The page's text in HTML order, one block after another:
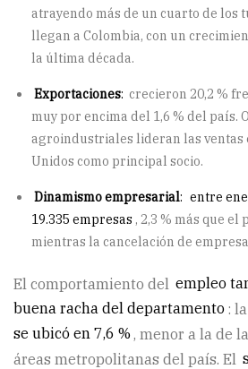
atrayendo más de un cuarto de los
llegan a Colombia, con un
la última década.
Exportaciones: crecieron 20,2 %
muy por encima del 1,6 % del país.
agroindustriales lideran las ventas
Unidos como principal socio.
Dinamismo empresarial: entre
19.335 empresas , 2,3 % más que
mientras la cancelación de
El comportamiento del empleo
buena racha del departamento :
se ubicó en 7,6 %, menor a la de
áreas metropolitanas del país. El